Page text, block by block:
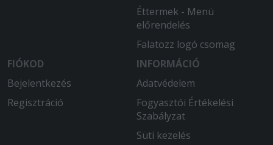
Éttermek - Menü
előrendelés
Falatozz logó csomag
FIÓKOD
Bejelentkezés
Regisztráció
INFORMÁCIÓ
Adatvédelem
Fogyasztói Értékelési
Szabályzat
Süti kezelés